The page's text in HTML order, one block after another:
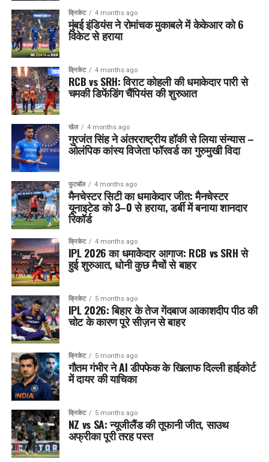
क्रिकेट 4 months ago
मुंबई इंडियंस ने रोमांचक मुकाबले में केकेआर को 6
विकेट से हराया
क्रिकेट 4 months ago
RCB vs SRH: विराट कोहली की धमाकेदार पारी से
चमकी डिफेंडिंग चैंपियंस की शुरुआत
खेल 4 months ago
गुरजंत सिंह ने अंतरराष्ट्रीय हॉकी से लिया संन्यास –
ओलंपिक कांस्य विजेता फॉरवर्ड का गुरुमुखी विदा
फुटबॉल 4 months ago
मैनचेस्टर सिटी का धमाकेदार जीत: मैनचेस्टर
यूनाइटेड को 3–0 से हराया, डर्बी में बनाया शानदार
रिकॉर्ड
क्रिकेट 4 months ago
IPL 2026 का धमाकेदार आगाज: RCB vs SRH से
हुई शुरुआत, धोनी कुछ मैचों से बाहर
क्रिकेट 5 months ago
IPL 2026: बिहार के तेज गेंदबाज आकाशदीप पीठ की
चोट के कारण पूरे सीज़न से बाहर
क्रिकेट 5 months ago
गौतम गंभीर ने AI डीपफेक के खिलाफ दिल्ली हाईकोर्ट
में दायर की याचिका
क्रिकेट 5 months ago
NZ vs SA: न्यूजीलैंड की तूफानी जीत, साउथ
अफ्रीका पूरी तरह पस्त